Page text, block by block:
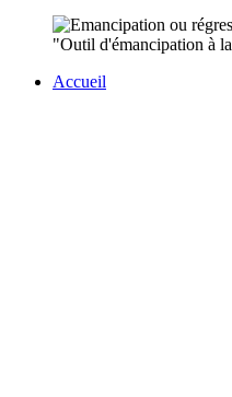
"Outil d'émancipation à
Accueil